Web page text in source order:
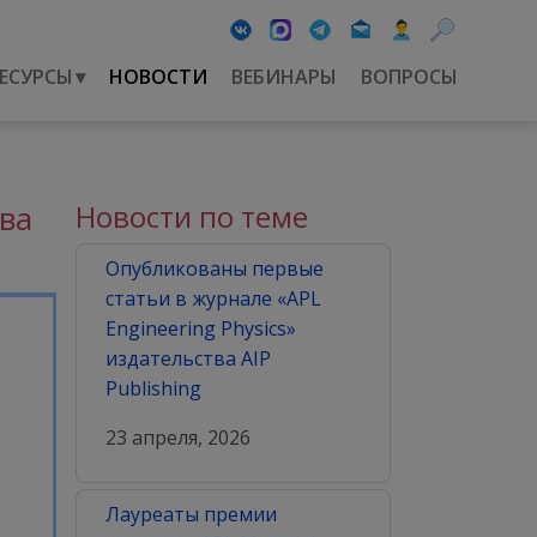
▾ НОВОСТИ ВЕБИНАРЫ ВОПРОСЫ
Новости по теме
Опубликованы первые
статьи в журнале «APL
Engineering Physics»
издательства AIP
Publishing
23 апреля, 2026
Лауреаты премии